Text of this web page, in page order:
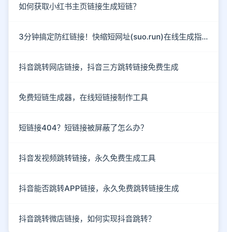
如何获取小红书主页链接生成短链？
3分钟搞定防红链接！快缩短网址(suo.run)在线生成指南
抖音跳转网店链接，抖音三方跳转链接免费生成
免费短链生成器，在线短链接制作工具
短链接404？短链接被屏蔽了怎么办？
抖音发视频跳转链接，永久免费生成工具
抖音能否跳转APP链接，永久免费跳转链接生成
抖音跳转微店链接，如何实现抖音跳转？